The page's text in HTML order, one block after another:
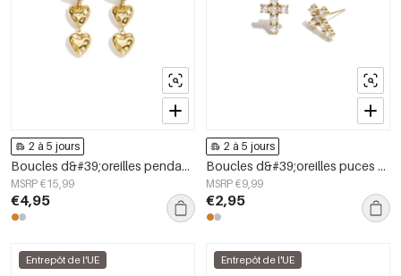
2 à 5 jours
Boucles d&#39;oreilles pendantes en acier inoxydable en forme de cœur, collection Simple Daily Simple, bijoux pour femmes
MSRP €15,99
€4,95
2 à 5 jours
Boucles d&#39;oreilles puces en acier inoxydable, style croix, collection Daily Simple, bijoux pour femmes
MSRP €9,99
€2,95
Entrepôt de l'UE Entrepôt de l'UE